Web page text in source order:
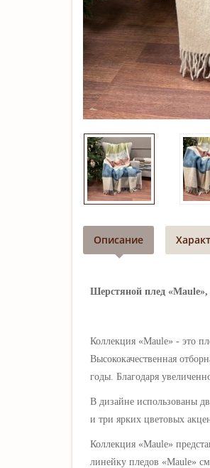
Описание
Шерстяной плед
Коллекция «Maule» - это
Высококачественная
годы. Благодаря
В дизайне использованы
и три ярких цветовых
Коллекция «Maule»
линейку пледов «Maule»